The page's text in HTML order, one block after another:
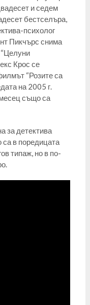
и седем
бестселъра,
психолог
Пикчърс снима
Крос се
“Розите са
на 2005 г.
също са
за детектива
са в поредицата
типаж, но в по-